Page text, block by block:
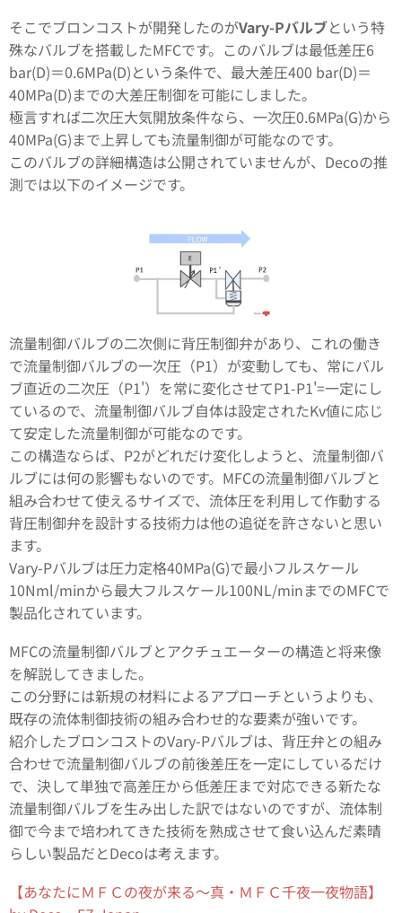
そこでブロンコストが開発したのがVary-Pバルブという特
殊なバルブを搭載したMFCです。このバルブは最低差圧6
bar(D)＝0.6MPa(D)という条件で、最大差圧400 bar(D)＝
40MPa(D)までの大差圧制御を可能にしました。
極言すれば二次圧大気開放条件なら、一次圧0.6MPa(G)から
40MPa(G)まで上昇しても流量制御が可能なのです。
このバルブの詳細構造は公開されていませんが、Decoの推
測では以下のイメージです。
流量制御バルブの二次側に背圧制御弁があり、これの働き
で流量制御バルブの一次圧（P1）が変動しても、常にバル
ブ直近の二次圧（P1'）を常に変化させてP1-P1'=一定にし
ているので、流量制御バルブ自体は設定されたKv値に応じ
て安定した流量制御が可能なのです。
この構造ならば、P2がどれだけ変化しようと、流量制御バ
ルブには何の影響もないのです。MFCの流量制御バルブと
組み合わせて使えるサイズで、流体圧を利用して作動する
背圧制御弁を設計する技術力は他の追従を許さないと思い
ます。
Vary-Pバルブは圧力定格40MPa(G)で最小フルスケール
10Nml/minから最大フルスケール100NL/minまでのMFCで
製品化されています。
MFCの流量制御バルブとアクチュエーターの構造と将来像
を解説してきました。
この分野には新規の材料によるアプローチというよりも、
既存の流体制御技術の組み合わせ的な要素が強いです。
紹介したブロンコストのVary-Pバルブは、背圧弁との組み
合わせで流量制御バルブの前後差圧を一定にしているだけ
で、決して単独で高差圧から低差圧まで対応できる新たな
流量制御バルブを生み出した訳ではないのですが、流体制
御で今まで培われてきた技術を熟成させて食い込んだ素晴
らしい製品だとDecoは考えます。
【あなたにＭＦＣの夜が来る～真・ＭＦＣ千夜一夜物語】